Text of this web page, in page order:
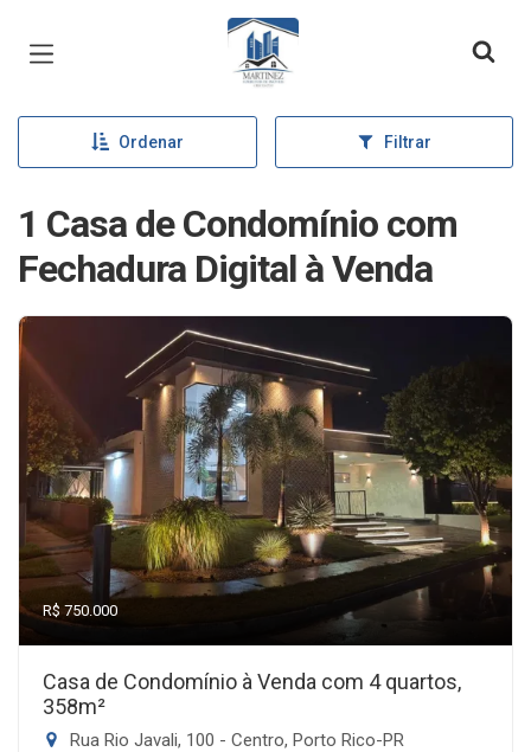
Página inicial
Ordenar Filtrar
1 Casa de Condomínio com
Fechadura Digital à Venda
R$ 750.000
Casa de Condomínio à Venda com 4 quartos,
358m²
Rua Rio Javali, 100 - Centro, Porto Rico-PR